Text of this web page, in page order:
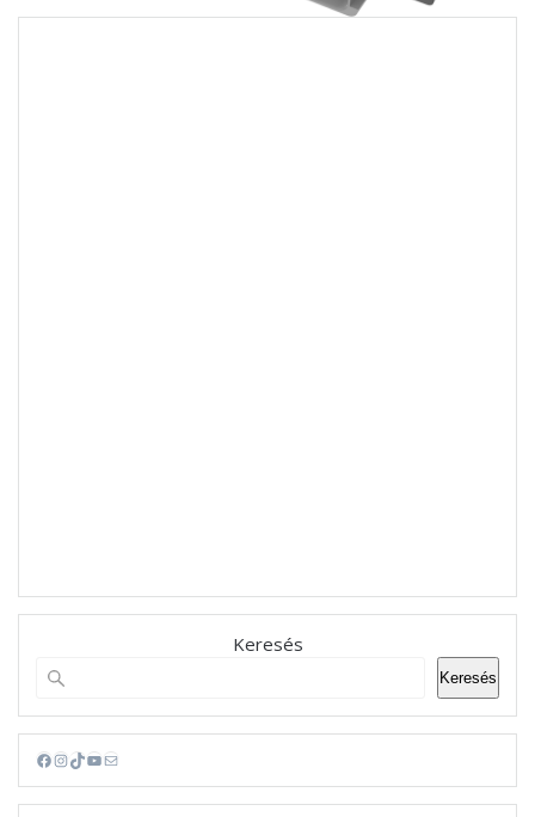
Keresés
Keresés
Facebook
Instagram
TikTok
YouTube
Mail